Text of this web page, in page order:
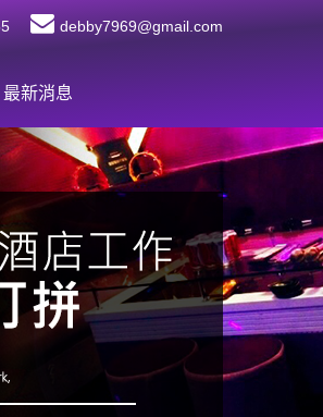
debby7969@gmail.com
最新消息